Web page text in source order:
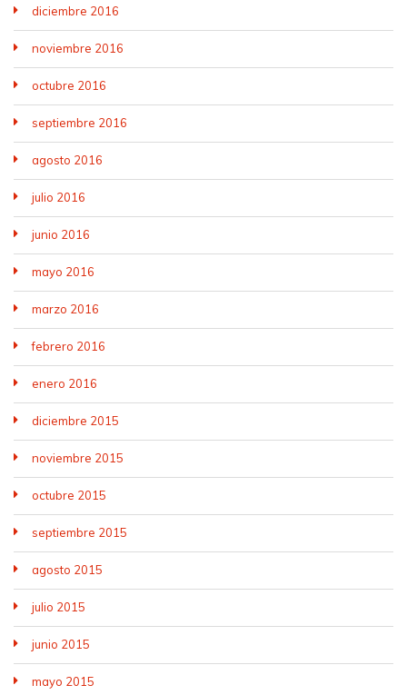
diciembre 2016
noviembre 2016
octubre 2016
septiembre 2016
agosto 2016
julio 2016
junio 2016
mayo 2016
marzo 2016
febrero 2016
enero 2016
diciembre 2015
noviembre 2015
octubre 2015
septiembre 2015
agosto 2015
julio 2015
junio 2015
mayo 2015